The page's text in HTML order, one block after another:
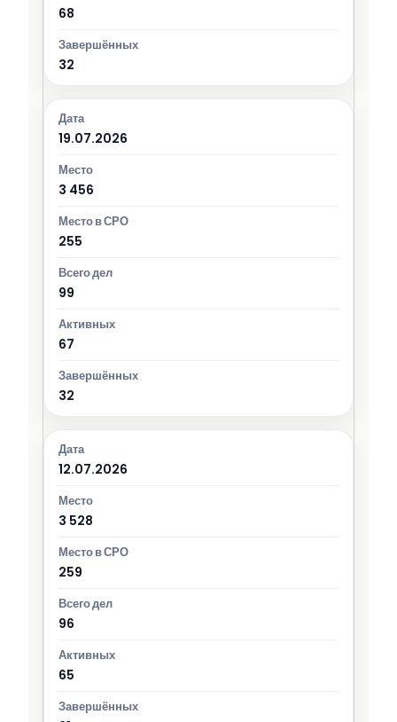
68
32
19.07.2026
3 456
255
99
67
32
12.07.2026
3 528
259
96
65